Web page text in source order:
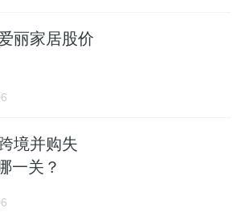
丽家居股价
境并购失
一关？